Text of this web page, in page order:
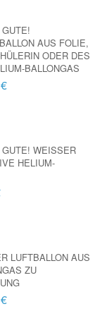
AUS FOLIE,
ODER DES
BALLONGAS
WEISSER H
HELIUM-B
LUFTBALLON AUS F
ZU S